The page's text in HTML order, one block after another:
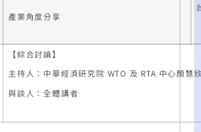
產業角度分享
【綜合討論】
主持人：中華經濟研究院 WTO 及 RTA 中心顏慧
與談人：全體講者